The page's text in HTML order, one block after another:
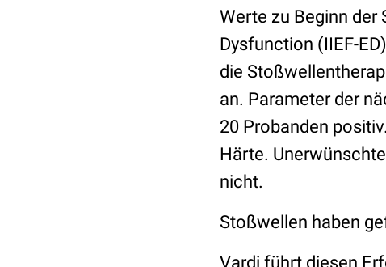
Werte zu Beginn der
Dysfunction (IIEF-
die
an. Parameter der
20 Probanden
Härte.
nicht.
Stoßwellen haben
Vardi führt diesen